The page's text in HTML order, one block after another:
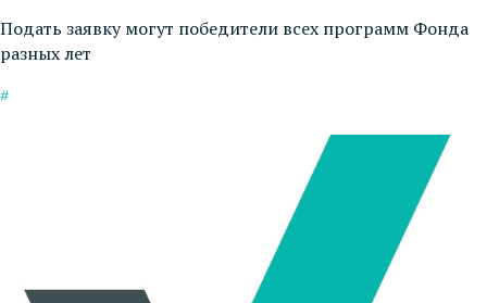
Подать заявку могут победители всех программ Фонда
разных лет
#